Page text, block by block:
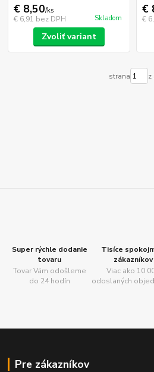
€ 8,50/ks
€ 6,91 bez DPH Skladom
Zvoliť variant
€
€
strana z
Super rýchle dodanie
tovaru
Tovar Vám odošleme
do 24 hodín
Tisíce
zákazníkov
Viac ako 10
odoslaných
Pre zákazníkov